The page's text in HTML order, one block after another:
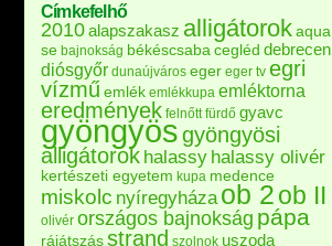
Címkefelhő
2010alapszakasz alligátorokaqua
se bajnokság békéscsaba cegléd debrecen
diósgyőr dunaújváros eger eger tv egri
vízműemlék emlékkupa emléktorna
eredmények felnőtt fürdő gyavc
gyöngyösgyöngyösi
alligátorok halassy halassy olivér
kertészeti egyetem kupa medence
miskolc nyíregyháza ob 2ob II
olivér országos bajnokság pápa
rájátszás strand szolnok uszoda